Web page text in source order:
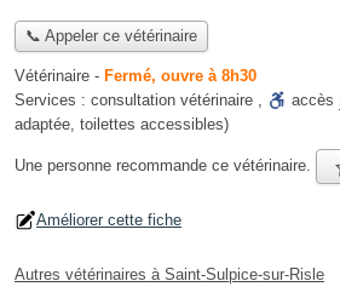
📞 Appeler ce vétérinaire
Vétérinaire - Fermé, ouvre à 8h30
Services : consultation vétérinaire , accès
adaptée, toilettes accessibles)
Une personne recommande ce vétérinaire.
Améliorer cette fiche
Autres vétérinaires à Saint-Sulpice-sur-Risle